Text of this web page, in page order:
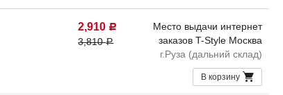
2,910 Р
3,810Р
Место выдачи интернет
заказов T-Style Москва
г.Руза (дальний склад)
В корзину